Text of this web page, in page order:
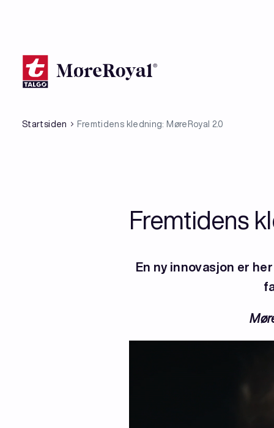
Startsiden Fremtidens kledning: MøreRoyal 2.0
Fremtidens
En ny innovasjon er